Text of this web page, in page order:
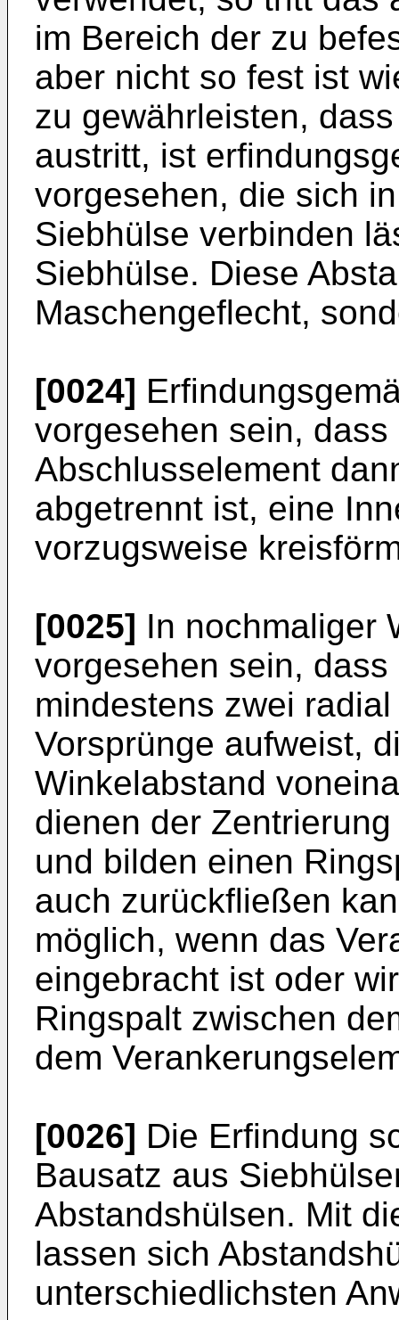
im Bereich der zu
aber nicht so fest ist
zu gewährleisten,
austritt, ist
vorgesehen, die sich
Siebhülse verbinden
Siebhülse. Diese
Maschengeflecht,
[0024]
vorgesehen sein,
Abschlusselement
abgetrennt ist, eine
vorzugsweise
[0025] In nochmaliger
vorgesehen sein,
mindestens zwei
Vorsprünge aufweist,
Winkelabstand
dienen der
und bilden einen
auch zurückfließen
möglich, wenn das
eingebracht ist oder
Ringspalt zwischen
dem
[0026] Die Erfindung
Bausatz aus
Abstandshülsen. Mit
lassen sich
unterschiedlichsten